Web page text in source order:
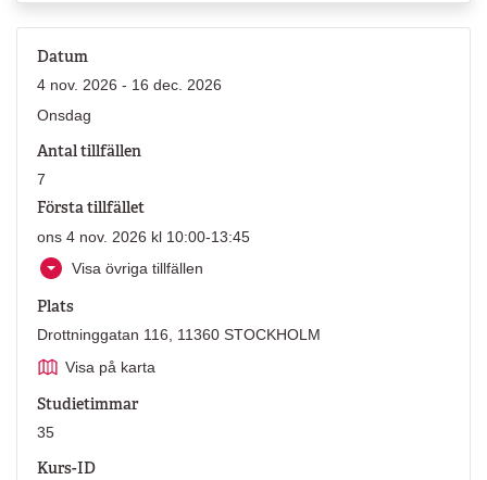
Datum
4 nov. 2026 - 16 dec. 2026
Onsdag
Antal tillfällen
7
Första tillfället
ons 4 nov. 2026 kl 10:00-13:45
Visa övriga tillfällen
Plats
Drottninggatan 116, 11360 STOCKHOLM
Visa på karta
Studietimmar
35
Kurs-ID